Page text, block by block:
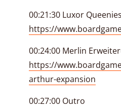
00:21:30 Luxor Queenies
https://
00:24:00 Merlin
https://
arthur-expansion
00:27:00 Outro